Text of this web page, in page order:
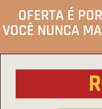
OFERTA É
VOCÊ NUNCA